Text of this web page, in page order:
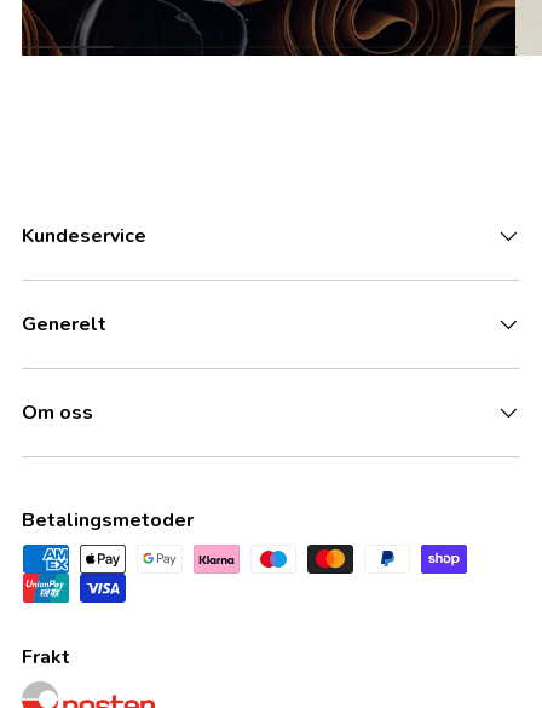
Kundeservice
Generelt
Om oss
Betalingsmetoder
Frakt